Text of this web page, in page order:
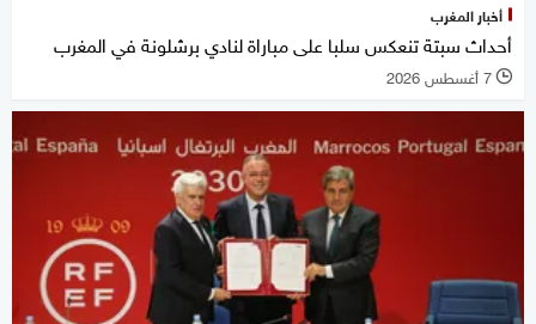
أخبار المغرب
أحداث سبتة تنعكس سلبا على مباراة لنادي برشلونة في المغرب
l 7 أغسطس 2026